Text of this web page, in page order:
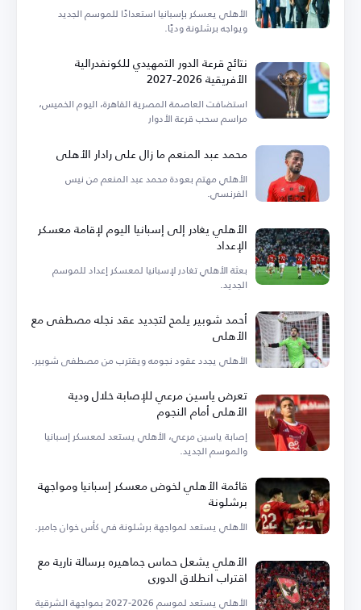
الأهلي يعسكر بإسبانيا استعدادًا للموسم الجديد
ويواجه برشلونة وديًا.
نتائج قرعة الدور التمهيدي للكونفدرالية
الأفريقية 2026-2027
استضافت العاصمة المصرية القاهرة، اليوم الخميس،
مراسم سحب قرعة الأدوار
محمد عبد المنعم ما زال على رادار الأهلي
الأهلي مهتم بعودة محمد عبد المنعم من نيس
الفرنسي.
الأهلي يغادر إلى إسبانيا اليوم لإقامة معسكر
الإعداد
بعثة الأهلي تغادر لإسبانيا لمعسكر إعداد للموسم
الجديد.
أحمد شوبير يلمح لتجديد عقد نجله مصطفى مع
الأهلي
الأهلي يجدد عقود نجومه ويقترب من مصطفى شوبير.
تعرض ياسين مرعي للإصابة خلال ودية
الأهلي أمام النجوم
إصابة ياسين مرعي، الأهلي يستعد لمعسكر إسبانيا
والموسم الجديد.
قائمة الأهلي لخوض معسكر إسبانيا ومواجهة
برشلونة
الأهلي يستعد لمواجهة برشلونة في كأس خوان جامبر.
الأهلي يشعل حماس جماهيره برسالة نارية مع
اقتراب انطلاق الدوري
الأهلي يستعد لموسم 2026-2027 بمواجهة الشرقية